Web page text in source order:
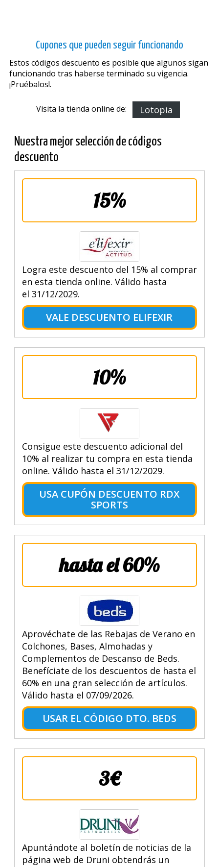
Cupones que pueden seguir funcionando
Estos códigos descuento es posible que algunos sigan
funcionando tras haberse terminado su vigencia.
¡Pruébalos!.
Visita la tienda online de: Lotopia
Nuestra mejor selección de códigos
descuento
15%
Logra este descuento del 15% al comprar
en esta tienda online. Válido hasta
el 31/12/2029.
VALE DESCUENTO ELIFEXIR
10%
Consigue este descuento adicional del
10% al realizar tu compra en esta tienda
online. Válido hasta el 31/12/2029.
USA CUPÓN DESCUENTO RDX
SPORTS
hasta el 60%
Aprovéchate de las Rebajas de Verano en
Colchones, Bases, Almohadas y
Complementos de Descanso de Beds.
Benefíciate de los descuentos de hasta el
60% en una gran selección de artículos.
Válido hasta el 07/09/2026.
USAR EL CÓDIGO DTO. BEDS
3€
Apuntándote al boletín de noticias de la
página web de Druni obtendrás un